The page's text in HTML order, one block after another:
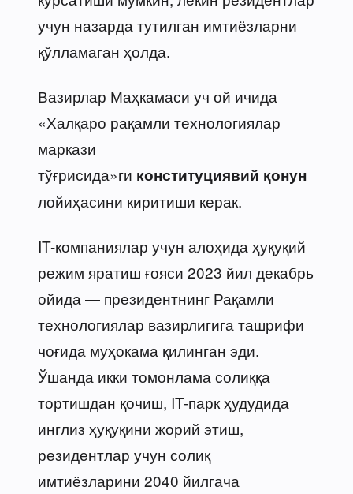
учун назарда тутилган имтиёзларни
қўлламаган ҳолда.
Вазирлар Маҳкамаси уч ой ичида
«Халқаро рақамли технологиялар
маркази
тўғрисида»ги конституциявий қонун
лойиҳасини киритиши керак.
IT-компаниялар учун алоҳида ҳуқуқий
режим яратиш ғояси 2023 йил декабрь
ойида — президентнинг Рақамли
технологиялар вазирлигига ташрифи
чоғида муҳокама қилинган эди.
Ўшанда икки томонлама солиққа
тортишдан қочиш, IT-парк ҳудудида
инглиз ҳуқуқини жорий этиш,
резидентлар учун солиқ
имтиёзларини 2040 йилгача